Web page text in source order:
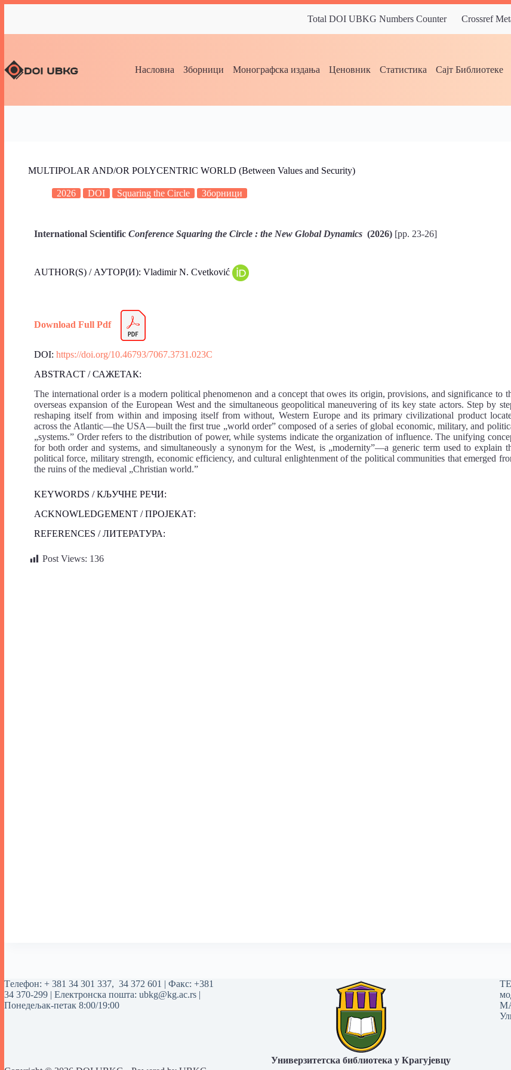
Total DOI UBKG Numbers Counter Crossref
Насловна Зборници Монографска издања Ценовник Статистика Сајт Библиотеке
MULTIPOLAR AND/OR POLYCENTRIC WORLD (Between Values and Security)
2026 DOI Squaring the Circle Зборници
International Scientific Conference Squaring the Circle : the New Global Dynamics (2026) [pp. 23-26]
AUTHOR(S) / АУТОР(И): Vladimir N. Cvetković
Download Full Pdf
DOI: https://doi.org/10.46793/7067.3731.023C
ABSTRACT / САЖЕТАК:
The international order is a modern political phenomenon and a concept that owes its origin, provisions, and significance to
overseas expansion of the European West and the simultaneous geopolitical maneuvering of its key state actors. Step by
reshaping itself from within and imposing itself from without, Western Europe and its primary civilizational product
across the Atlantic—the USA—built the first true „world order” composed of a series of global economic, military, and
„systems.” Order refers to the distribution of power, while systems indicate the organization of influence. The unifying
for both order and systems, and simultaneously a synonym for the West, is „modernity”—a generic term used to explain
political force, military strength, economic efficiency, and cultural enlightenment of the political communities that emerged
the ruins of the medieval „Christian world.”
KEYWORDS / КЉУЧНЕ РЕЧИ:
ACKNOWLEDGEMENT / ПРОЈЕКАТ:
REFERENCES / ЛИТЕРАТУРА:
Post Views: 136
Tелефон: + 381 34 301 337, 34 372 601 | Факс: +381
34 370-299 | Електронска пошта: ubkg@kg.ac.rs |
Понедељак-петак 8:00/19:00
Универзитетска библиотека у Крагујевцу